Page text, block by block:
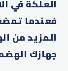
العلكة في
فعندما
المزيد من
جهازك